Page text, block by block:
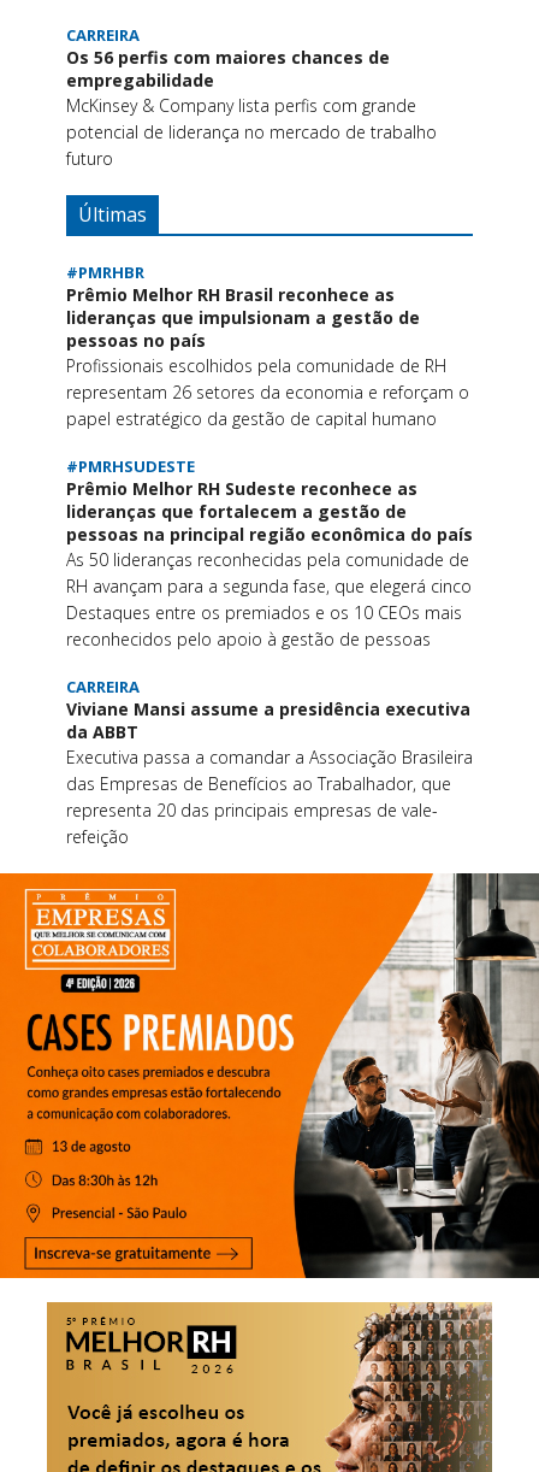
CARREIRA
Os 56 perfis com maiores chances de
empregabilidade
McKinsey & Company lista perfis com grande
potencial de liderança no mercado de trabalho
futuro
Últimas
#PMRHBR
Prêmio Melhor RH Brasil reconhece as
lideranças que impulsionam a gestão de
pessoas no país
Profissionais escolhidos pela comunidade de RH
representam 26 setores da economia e reforçam o
papel estratégico da gestão de capital humano
#PMRHSUDESTE
Prêmio Melhor RH Sudeste reconhece as
lideranças que fortalecem a gestão de
pessoas na principal região econômica do país
As 50 lideranças reconhecidas pela comunidade de
RH avançam para a segunda fase, que elegerá cinco
Destaques entre os premiados e os 10 CEOs mais
reconhecidos pelo apoio à gestão de pessoas
CARREIRA
Viviane Mansi assume a presidência executiva
da ABBT
Executiva passa a comandar a Associação Brasileira
das Empresas de Benefícios ao Trabalhador, que
representa 20 das principais empresas de vale-
refeição